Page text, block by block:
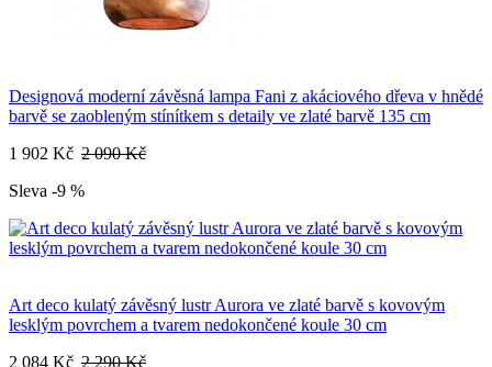
Designová moderní závěsná lampa Fani z akáciového dřeva v hnědé
barvě se zaobleným stínítkem s detaily ve zlaté barvě 135 cm
1 902 Kč 2 090 Kč
Sleva -9 %
Art deco kulatý závěsný lustr Aurora ve zlaté barvě s kovovým
lesklým povrchem a tvarem nedokončené koule 30 cm
2 084 Kč 2 290 Kč